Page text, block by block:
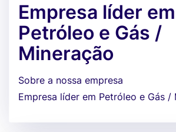
Empresa líder em
Petróleo e Gás /
Mineração
Sobre a nossa empresa
Empresa líder em Petróleo e Gás /